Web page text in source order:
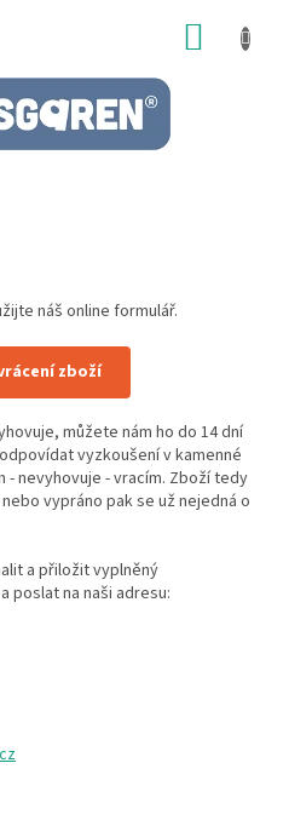
náš online formulář.
zboží
můžete nám ho do 14 dní
vyzkoušení v kamenné
- nevyhovuje - vracím. Zboží tedy
vypráno pak se už nejedná o
a přiložit vyplněný
a poslat na naši adresu: